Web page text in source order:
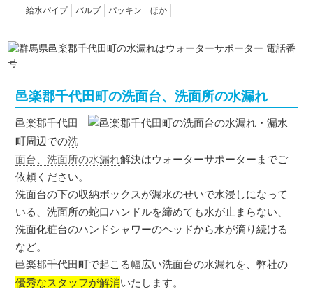
給水パイプ バルブ パッキン ほか
邑楽郡千代田町の洗面台、洗面所の水漏れ
邑楽郡千代田
町周辺での洗
面台、洗面所の水漏れ解決はウォーターサポーターまでご
依頼ください。
洗面台の下の収納ボックスが漏水のせいで水浸しになって
いる、洗面所の蛇口ハンドルを締めても水が止まらない、
洗面化粧台のハンドシャワーのヘッドから水が滴り続ける
など。
邑楽郡千代田町で起こる幅広い洗面台の水漏れを、弊社の
優秀なスタッフが解消いたします。